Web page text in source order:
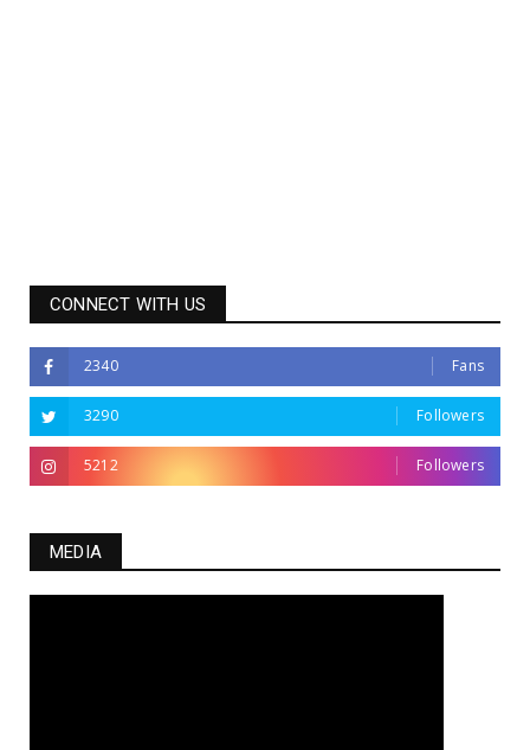
CONNECT WITH US
2340 Fans
3290 Followers
5212 Followers
MEDIA